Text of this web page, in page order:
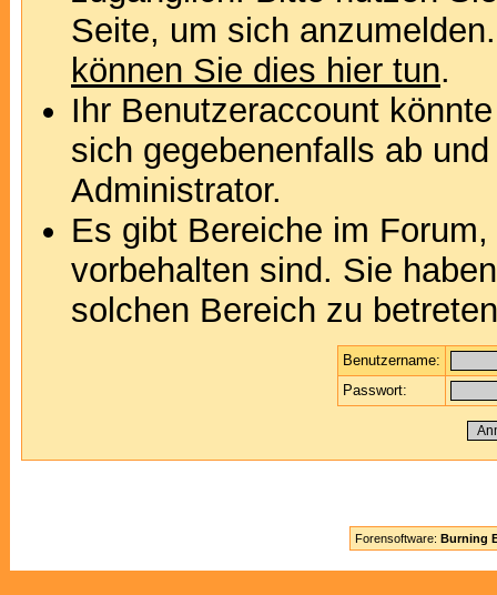
Seite, um sich
können Sie dies hier tun.
Ihr Benutzeraccount
sich gegebenenfalls ab
Administrator.
Es gibt Bereiche im
vorbehalten sind. Sie
solchen Bereich zu
Benutzername:
Passwort:
Forensoftware: Burning